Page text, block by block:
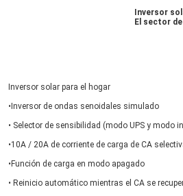
Inversor
El sector
Inversor solar para el hogar
•Inversor de ondas senoidales simulado
• Selector de sensibilidad (modo UPS y modo
•10A / 20A de corriente de carga de CA
•Función de carga en modo apagado
• Reinicio automático mientras el CA se